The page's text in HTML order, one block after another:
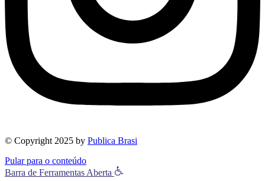
© Copyright 2025 by Publica Brasi
Pular para o conteúdo
Barra de Ferramentas Aberta